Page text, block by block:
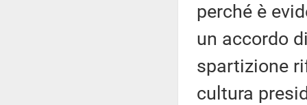
perché è
un accordo
spartizione
cultura